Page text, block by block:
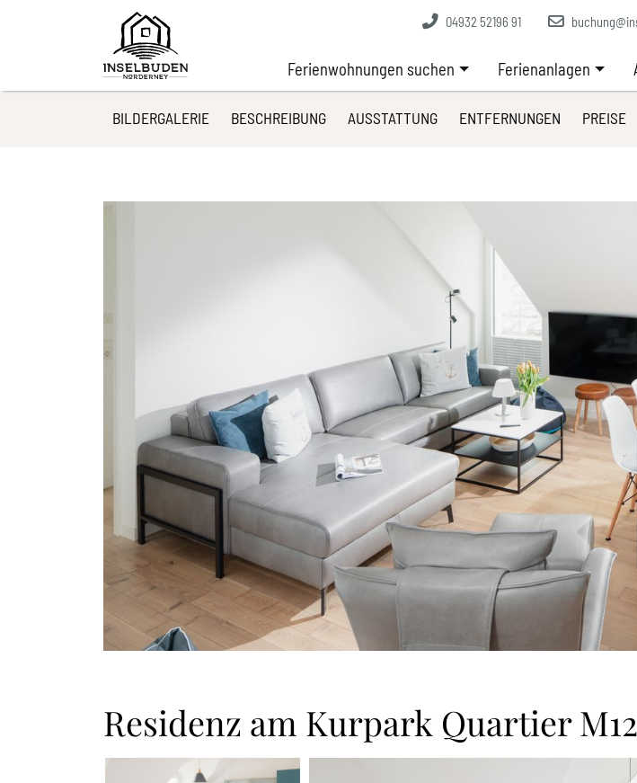
04932 52196 91
Ferienwohnungen suchen Ferienanlagen
BILDERGALERIE BESCHREIBUNG AUSSTATTUNG ENTFERNUNGEN PREISE
Residenz am Kurpark Quartier M12